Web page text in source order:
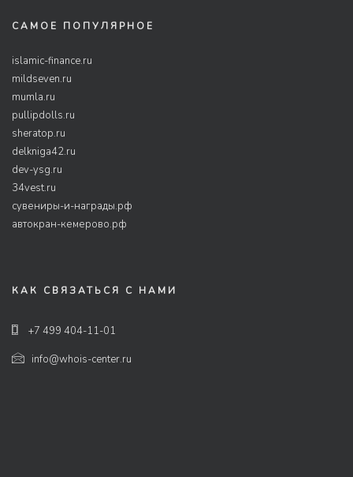
САМОЕ ПОПУЛЯРНОЕ
islamic-finance.ru
mildseven.ru
mumla.ru
pullipdolls.ru
sheratop.ru
delkniga42.ru
dev-ysg.ru
34vest.ru
сувениры-и-награды.рф
автокран-кемерово.рф
КАК СВЯЗАТЬСЯ С НАМИ
+7 499 404-11-01
info@whois-center.ru